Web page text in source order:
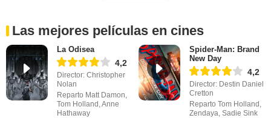
Las mejores películas en cines
La Odisea
4,2
Director: Christopher
Nolan
Reparto Matt Damon,
Tom Holland, Anne
Hathaway
Spider-Man: Brand
New Day
4,2
Director: Destin Daniel
Cretton
Reparto Tom Holland,
Zendaya, Sadie Sink